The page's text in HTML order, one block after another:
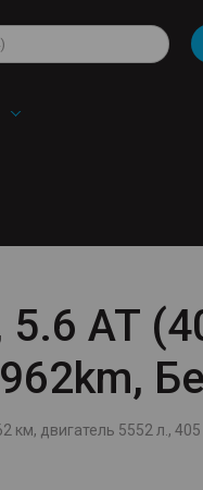
Mitsubishi
Chevrolet
AT
км, двигатель 5552 л.,